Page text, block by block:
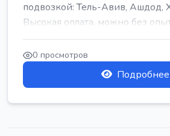
подвозкой: Тель-Авив, Ашдод,
Высокая оплата, можно без
...
0 просмотров
Подробнее